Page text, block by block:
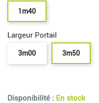
1m40
Largeur Portail
3m00 3m50
Disponibilité : En stock